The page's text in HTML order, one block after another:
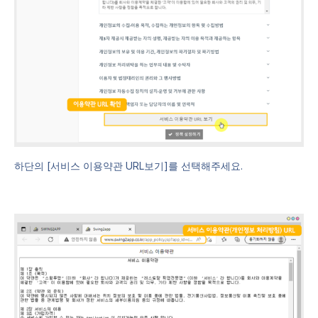
하단의 [서비스 이용약관 URL보기]를 선택해주세요.